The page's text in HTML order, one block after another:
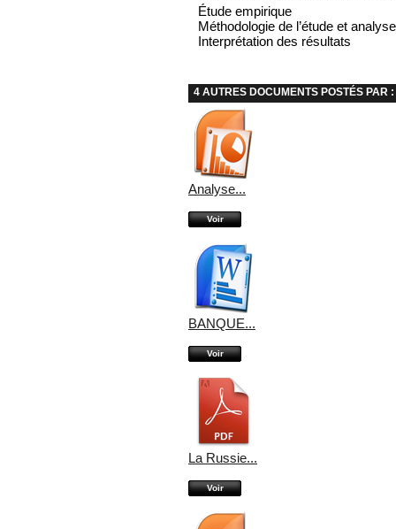
Étude empirique
Méthodologie de l’étude et
Interprétation des résultats
4 AUTRES DOCUMENTS POSTÉS PAR
Analyse...
Voir
BANQUE...
Voir
La Russie...
Voir